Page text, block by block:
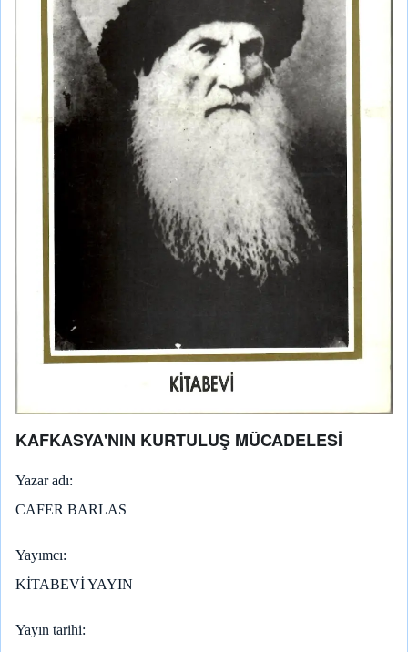
KAFKASYA'NIN KURTULUŞ MÜCADELESİ
Yazar adı
CAFER BARLAS
Yayımcı
KİTABEVİ YAYIN
Yayın tarihi